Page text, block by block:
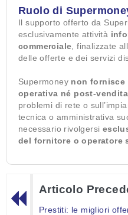
Ruolo di
Il supporto offerto da
esclusivamente attività
commerciale , finalizzate
delle offerte e dei servizi
Supermoney non fornisce
operativa né post-vendita
problemi di rete o
tecnica o amministrativa
necessario rivolgersi
del fornitore o operatore
Articolo
Prestiti: le migliori